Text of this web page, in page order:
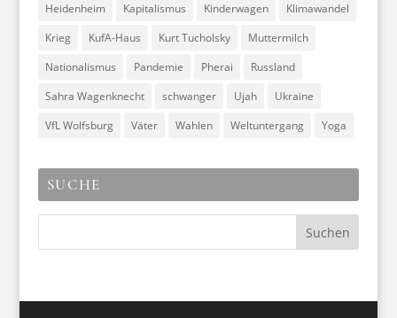
Heidenheim
Kapitalismus Kinderwagen
Klimawandel
Krieg
KufA-Haus Kurt Tucholsky
Muttermilch
Nationalismus
Pandemie Pherai
Russland
Sahra Wagenknecht
schwanger Ujah
Ukraine
VfL Wolfsburg
Väter Wahlen Weltuntergang Yoga
SUCHE